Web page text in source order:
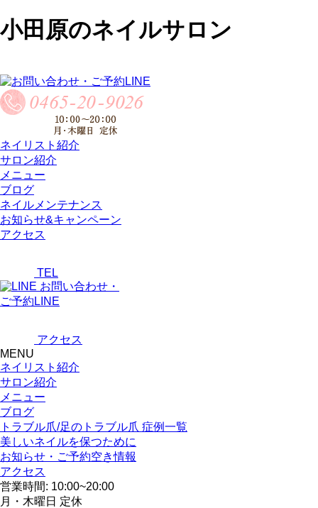
小田原のネイルサロン
ネイリスト紹介
サロン紹介
メニュー
ブログ
ネイルメンテナンス
お知らせ&キャンペーン
アクセス
TEL
お問い合わせ・
ご予約LINE
アクセス
MENU
ネイリスト紹介
サロン紹介
メニュー
ブログ
トラブル爪/足のトラブル爪 症例一覧
美しいネイルを保つために
お知らせ・ご予約空き情報
アクセス
営業時間: 10:00~20:00
月・木曜日 定休